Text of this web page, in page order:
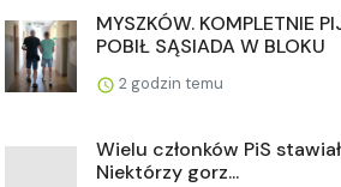
MYSZKÓW. KOMPLETNIE
POBIŁ SĄSIADA W BLOKU
2 godzin temu
Wielu członków PiS
Niektórzy gorz...